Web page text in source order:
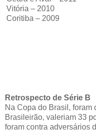
Vitória – 2010
Coritiba – 2009
Retrospecto de Série B
Na Copa do Brasil, foram
Brasileirão, valeriam 33
foram contra adversários